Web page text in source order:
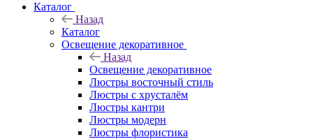
Каталог
Назад
Каталог
Освещение декоративное
Назад
Освещение декоративное
Люстры восточный стиль
Люстры с хрусталём
Люстры кантри
Люстры модерн
Люстры флористика